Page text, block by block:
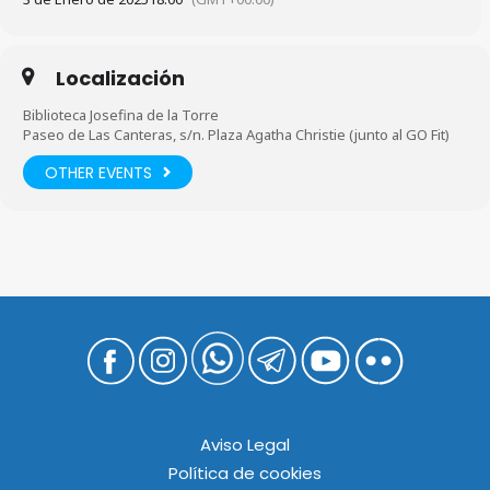
Localización
Biblioteca Josefina de la Torre
Paseo de Las Canteras, s/n. Plaza Agatha Christie (junto al GO Fit)
OTHER EVENTS
Aviso Legal
Política de cookies